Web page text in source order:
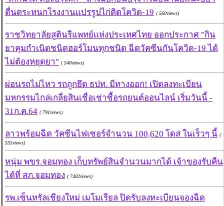
ตื่นตระหนกโรงงานแปรรูปไก่ติดโควิด-19 ( 560views)
ราชวิทยาลัยสูตินรีแพทย์แห่งประเทศไทย ออกประกาศ "กิน
ยาคุมกำเนิดชนิดฮอร์โมนทุกชนิด ฉีดวัคซีนกันโควิด-19 ได้
ไม่ต้องหยุดยา" ( 540views)
ผ่อนรถไม่ไหว รถถูกยึด ธปท. มีทางออก! เปิดลงทะเบียน
มหกรรมไกล่เกลี่ยสินเชื่อเช่าซื้อรถยนต์ออนไลน์ เริ่มวันนี้ -
31ก.ค.64 ( 791views)
ลาวพร้อมฉีด วัคซีนไฟเซอร์จำนวน 100,620 โดส ในเร็วๆ นี้ (
555views)
หนุ่ม พขร.จอมทอง เก็บทรัพย์สินจำนวนมากได้ เจ้าของรับคืน
ได้ที่ สภ.จอมทอง ( 7402views)
รพ.เซ็นทรัลเชียงใหม่ เมโมเรียล ปิดรับลงทะเบียนจองฉีด